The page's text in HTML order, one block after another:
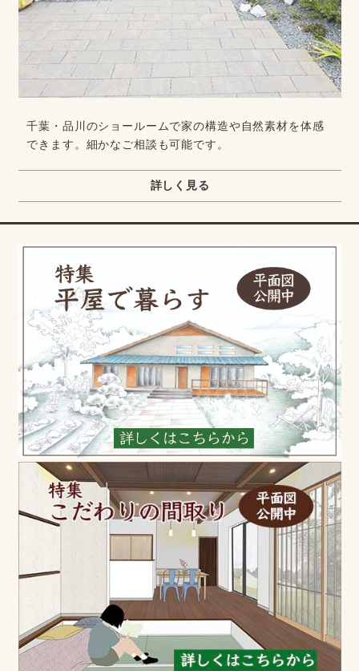
千葉・品川のショールームで家の構造や自然素材を体感
できます。細かなご相談も可能です。
詳しく見る